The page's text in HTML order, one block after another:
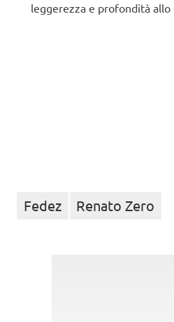
leggerezza e profondità allo
Fedez Renato Zero